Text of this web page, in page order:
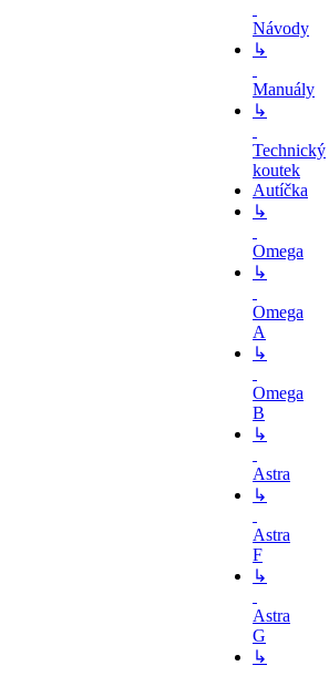
Návody
↳
Manuály
↳
Technický
koutek
Autíčka
↳
Omega
↳
Omega
A
↳
Omega
B
↳
Astra
↳
Astra
F
↳
Astra
G
↳